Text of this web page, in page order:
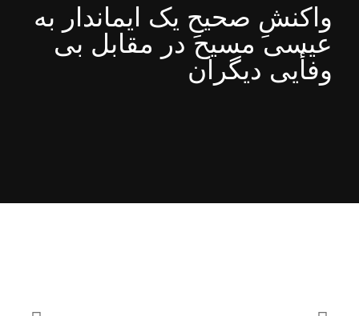
واکنشِ صحیحِ یک ایماندار به
عیسی مسیح در مقابل بی‌
وفأیی دیگران